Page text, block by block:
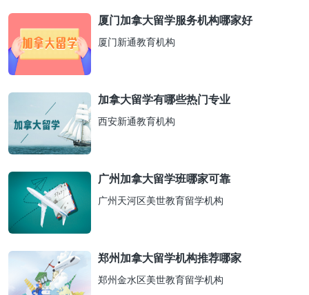
厦门加拿大留学服务机构哪家好
厦门新通教育机构
加拿大留学有哪些热门专业
西安新通教育机构
广州加拿大留学班哪家可靠
广州天河区美世教育留学机构
郑州加拿大留学机构推荐哪家
郑州金水区美世教育留学机构